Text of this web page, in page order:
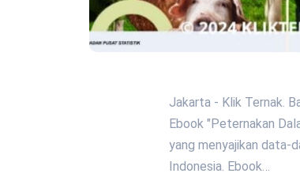
Jakarta - Klik Ternak.
Ebook "Peternakan
yang menyajikan
Indonesia. Ebook…